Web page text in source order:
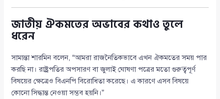
জাতীয় ঐকমতের অভাবের কথাও তুলে
ধরেন
সামান্তা শারমিন বলেন, “আমরা রাজনৈতিকভাবে এখন ঐকমতের সময় পার
করছি না। রাষ্ট্রপতির অপসারণ বা জুলাই ঘোষণা পত্রের মতো গুরুত্বপূর্ণ
বিষয়ের ক্ষেত্রেও বিএনপি বিরোধিতা করেছে। এ কারণে এসব বিষয়ে
কোনো সিদ্ধান্ত নেওয়া সম্ভব হয়নি।”